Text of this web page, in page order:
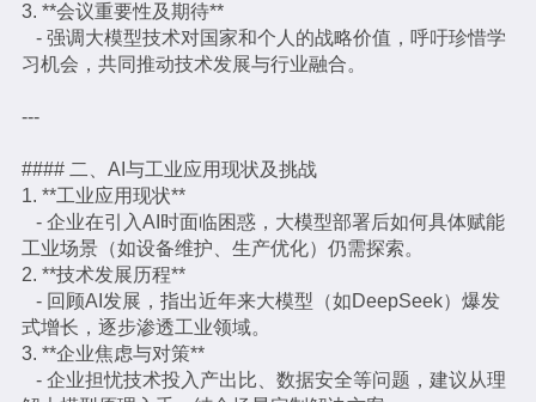
3. **会议重要性及期待**
- 强调大模型技术对国家和个人的战略价值，呼吁珍惜学
习机会，共同推动技术发展与行业融合。
---
#### 二、AI与工业应用现状及挑战
1. **工业应用现状**
- 企业在引入AI时面临困惑，大模型部署后如何具体赋能
工业场景（如设备维护、生产优化）仍需探索。
2. **技术发展历程**
- 回顾AI发展，指出近年来大模型（如DeepSeek）爆发
式增长，逐步渗透工业领域。
3. **企业焦虑与对策**
- 企业担忧技术投入产出比、数据安全等问题，建议从理